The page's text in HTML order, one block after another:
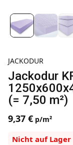
JACKODUR
Jackodur
(= 7,50 m²)
9,37 € p/m²
Nicht auf Lager